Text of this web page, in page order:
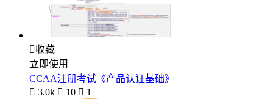
收藏
立即使用
CCAA注册考试《产品认证基础》
 3.0k  10  1